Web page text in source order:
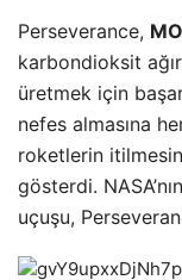
Perseverance,
karbondioksit
üretmek için
nefes almasına
roketlerin
gösterdi. NASA’nın
uçuşu,